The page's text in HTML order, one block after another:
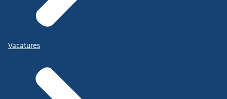
Vacatures